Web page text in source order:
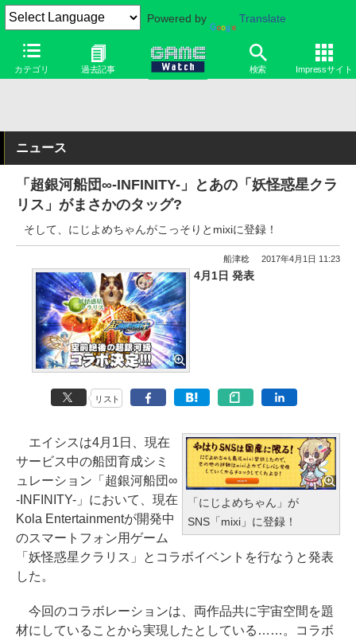
Powered by Translate
カテゴリ 過去記事 検索 Impressサイト
ニュース
「超銀河船団∞-INFINITY-」とあの「妖怪惑星クラ
リス」がまさかのタッグ?
そして、にじよめちゃんがこっそりとmixiに登録！
船津稔 2017年4月1日 11:23
4月1日 発表
リスト
「にじよめちゃん」が
SNS「mixi」に登録！
エイシスは4月1日、現在
サービス中の船団育成シミ
ュレーション「超銀河船団∞
-INFINITY-」において、現在
Kola Entertainmentが開発中
のスマートフォン用ゲーム
「妖怪惑星クラリス」とコラボイベントを行なうと発表
した。
今回のコラボレーションは、両作品共に宇宙空間を題
材にしていることから実現したとしている……。コラボ